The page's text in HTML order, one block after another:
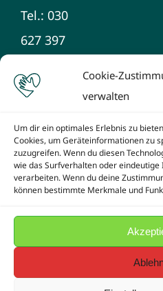
Cookie-
verwalten
Um dir ein optimales Erlebnis zu
Cookies, um Geräteinformationen zu
zuzugreifen. Wenn du diesen
wie das Surfverhalten oder eindeutige
verarbeiten. Wenn du deine
können bestimmte Merkmale und
Tel.: 030
627 397
SJB-Netzwerk e.V.